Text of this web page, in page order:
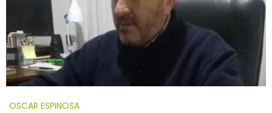
OSCAR ESPINOSA